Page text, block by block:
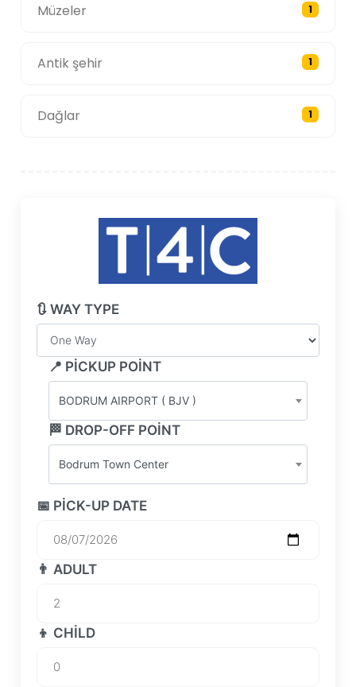
Müzeler 1
Antik şehir 1
Dağlar 1
🔃 WAY TYPE
📍 PICKUP POINT
BODRUM AIRPORT ( BJV )
🏁 DROP-OFF POINT
Bodrum Town Center
📅 PICK-UP DATE
👨 ADULT
👦 CHILD